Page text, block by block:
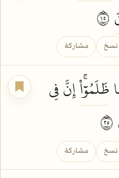
نسخ مشاركة
ظَلَمُوٓاْۚإِنَّ فِي
نسخ مشاركة